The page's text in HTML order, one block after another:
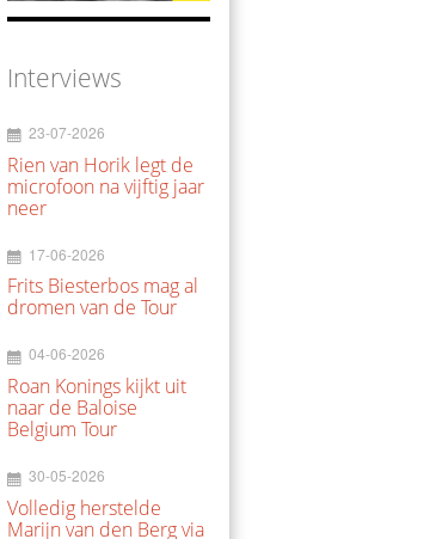
Interviews
23-07-2026
Rien van Horik legt de
microfoon na vijftig jaar
neer
17-06-2026
Frits Biesterbos mag al
dromen van de Tour
04-06-2026
Roan Konings kijkt uit
naar de Baloise
Belgium Tour
30-05-2026
Volledig herstelde
Marijn van den Berg via